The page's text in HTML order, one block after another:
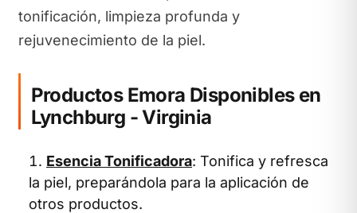
tonificación, limpieza profunda y
rejuvenecimiento de la piel.
Productos Emora Disponibles en
Lynchburg - Virginia
Esencia Tonificadora: Tonifica y refresca
la piel, preparándola para la aplicación de
otros productos.